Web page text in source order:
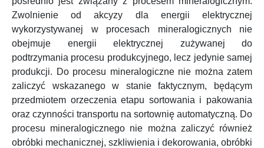
Zwolnienie od akcyzy dla energii elektrycznej
wykorzystywanej w procesach mineralogicznych nie
obejmuje energii elektrycznej zużywanej do
podtrzymania procesu produkcyjnego, lecz jedynie samej
produkcji. Do procesu mineralogiczne nie można zatem
zaliczyć wskazanego w stanie faktycznym, będącym
przedmiotem orzeczenia etapu sortowania i pakowania
oraz czynności transportu na sortownię automatyczną. Do
procesu mineralogicznego nie można zaliczyć również
obróbki mechanicznej, szkliwienia i dekorowania, obróbki